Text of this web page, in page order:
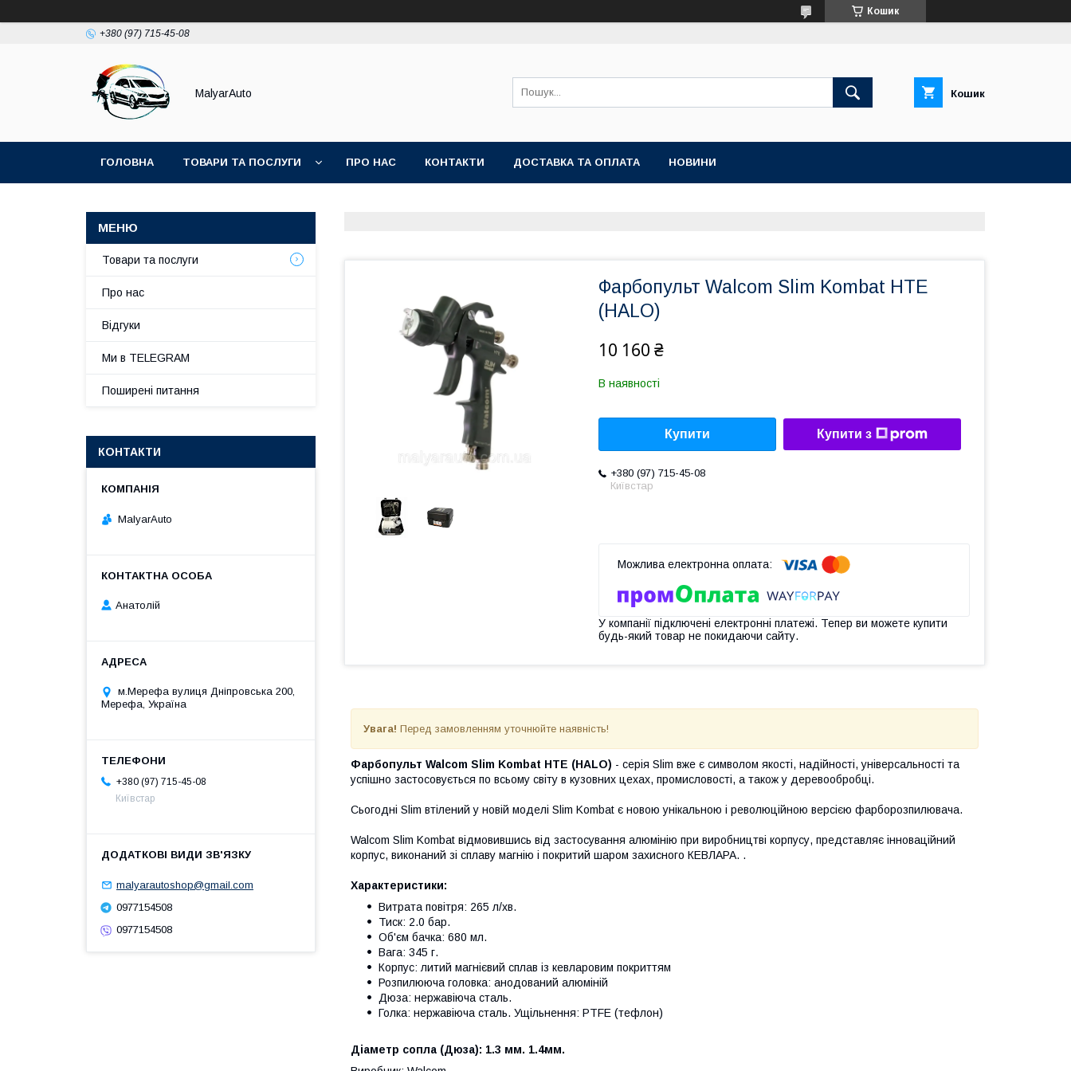
Кошик
+380 (97) 715-45-08
MalyarAuto Кошик
ГОЛОВНА ТОВАРИ ТА ПОСЛУГИ ПРО НАС КОНТАКТИ ДОСТАВКА ТА ОПЛАТА НОВИНИ
Фарбопульт Walcom Slim Kombat HTE
(HALO)
10 160 ₴
В наявності
Купити Купити з
+380 (97) 715-45-08
Київстар
У компанії підключені електронні платежі. Тепер ви можете купити
будь-який товар не покидаючи сайту.
Увага! Перед замовленням уточнюйте наявність!
Фарбопульт Walcom Slim Kombat HTE (HALO) - серія Slim вже є символом якості, надійності, універсальності та
успішно застосовується по всьому світу в кузовних цехах, промисловості, а також у деревообробці.
Сьогодні Slim втілений у новій моделі Slim Kombat є новою унікальною і революційною версією фарборозпилювача.
Walcom Slim Kombat відмовившись від застосування алюмінію при виробництві корпусу, представляє інноваційний
корпус, виконаний зі сплаву магнію і покритий шаром захисного КЕВЛАРА. .
Характеристики:
Витрата повітря: 265 л/хв.
Тиск: 2.0 бар.
Об'єм бачка: 680 мл.
Вага: 345 г.
Корпус: литий магнієвий сплав із кевларовим покриттям
Розпилююча головка: анодований алюміній
Дюза: нержавіюча сталь.
Голка: нержавіюча сталь. Ущільнення: PTFE (тефлон)
Діаметр сопла (Дюза): 1.3 мм. 1.4мм.
Товари та послуги
Про нас
Відгуки
Ми в TELEGRAM
Поширені питання
КОНТАКТИ
MalyarAuto
Анатолій
м.Мерефа вулиця Дніпровська 200,
Мерефа, Україна
+380 (97) 715-45-08
Київстар
malyarautoshop@gmail.com
0977154508
0977154508